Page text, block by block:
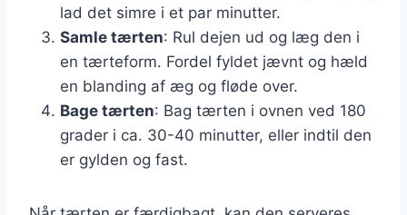
lad det simre i et par minutter.
Samle tærten: Rul dejen ud og læg den i
en tærteform. Fordel fyldet jævnt og hæld
en blanding af æg og fløde over.
Bage tærten: Bag tærten i ovnen ved 180
grader i ca. 30-40 minutter, eller indtil den
er gylden og fast.